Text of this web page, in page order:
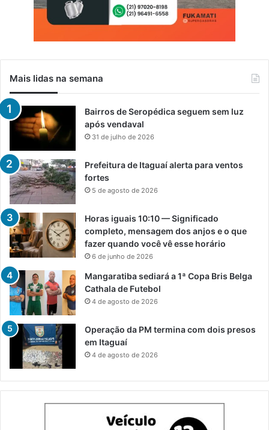
Mais lidas na semana
Bairros de Seropédica seguem sem luz
após vendaval
31 de julho de 2026
Prefeitura de Itaguaí alerta para ventos
fortes
5 de agosto de 2026
Horas iguais 10:10 — Significado
completo, mensagem dos anjos e o que
fazer quando você vê esse horário
6 de junho de 2026
Mangaratiba sediará a 1ª Copa Bris Belga
Cathala de Futebol
4 de agosto de 2026
Operação da PM termina com dois presos
em Itaguaí
4 de agosto de 2026